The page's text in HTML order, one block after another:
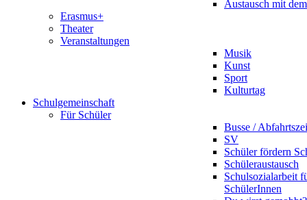
Austausch mit
Erasmus+
Theater
Veranstaltungen
Musik
Kunst
Sport
Kulturtag
Schulgemeinschaft
Für Schüler
Busse /
SV
Schüler fördern
Schüleraustausch
Schulsozialarbeit
SchülerInnen